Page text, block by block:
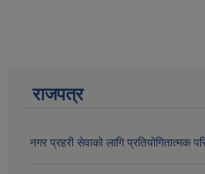
राजपत्र
नगर प्रहरी सेवाको लागि प्रतियोगितात्मक